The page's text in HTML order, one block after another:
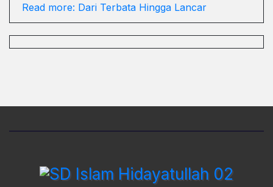
Read more: Dari Terbata Hingga Lancar